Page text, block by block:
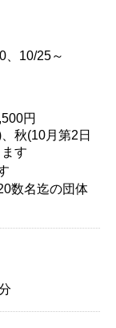
、10/25～
円
秋(10月第2日
す
数名迄の団体